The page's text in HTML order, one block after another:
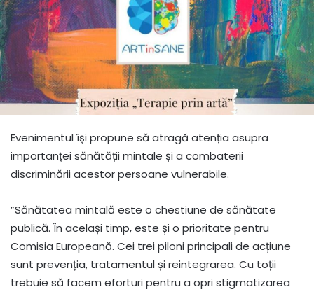
Evenimentul își propune să atragă atenția asupra
importanței sănătății mintale și a combaterii
discriminării acestor persoane vulnerabile.
”Sănătatea mintală este o chestiune de sănătate
publică. În același timp, este și o prioritate pentru
Comisia Europeană. Cei trei piloni principali de acțiune
sunt prevenția, tratamentul și reintegrarea. Cu toții
trebuie să facem eforturi pentru a opri stigmatizarea